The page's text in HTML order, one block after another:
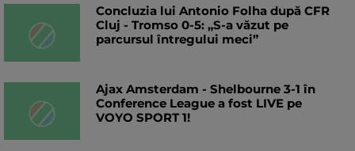
Concluzia lui Antonio Folha după CFR
Cluj - Tromso 0-5: „S-a văzut pe
parcursul întregului meci”
Ajax Amsterdam - Shelbourne 3-1 în
Conference League a fost LIVE pe
VOYO SPORT 1!